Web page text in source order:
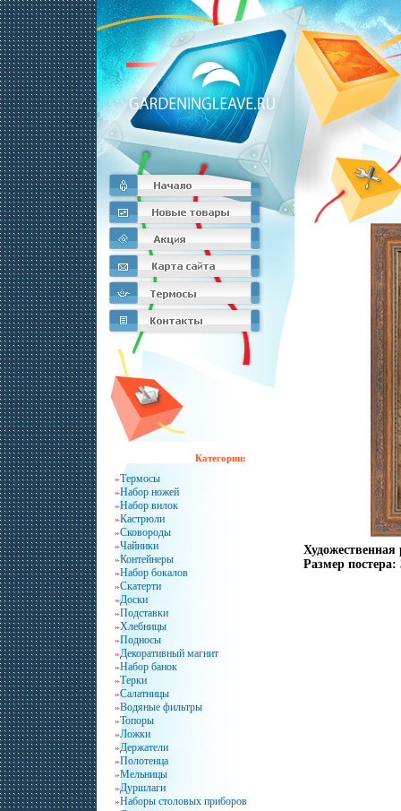
Категории:
»Термосы
»Набор ножей
»Набор вилок
»Кастрюли
»Сковороды
»Чайники
»Контейнеры
»Набор бокалов
»Скатерти
»Доски
»Подставки
»Хлебницы
»Подносы
»Декоративный магнит
»Набор банок
»Терки
»Салатницы
»Водяные фильтры
»Топоры
»Ложки
»Держатели
»Полотенца
»Мельницы
»Дуршлаги
»Наборы столовых приборов
Размер